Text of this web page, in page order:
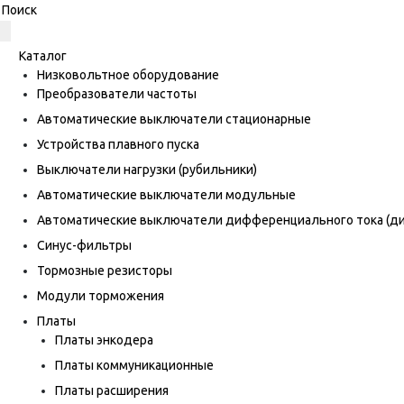
Каталог
Низковольтное оборудование
Преобразователи частоты
Автоматические выключатели стационарные
Устройства плавного пуска
Выключатели нагрузки (рубильники)
Автоматические выключатели модульные
Автоматические выключатели дифференциального тока
Синус-фильтры
Тормозные резисторы
Модули торможения
Платы
Платы энкодера
Платы коммуникационные
Платы расширения